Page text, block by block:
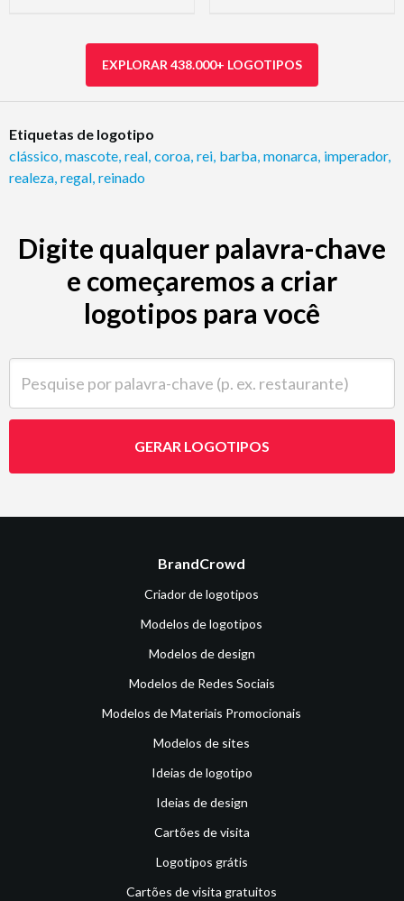
EXPLORAR 438.000+ LOGOTIPOS
Etiquetas de logotipo
clássico mascote real coroa rei barba monarca imperador,
realeza regal reinado
Digite qualquer palavra-chave
e começaremos a criar
logotipos para você
GERAR LOGOTIPOS
BrandCrowd
Criador de logotipos
Modelos de logotipos
Modelos de design
Modelos de Redes Sociais
Modelos de Materiais Promocionais
Modelos de sites
Ideias de logotipo
Ideias de design
Cartões de visita
Logotipos grátis
Cartões de visita gratuitos